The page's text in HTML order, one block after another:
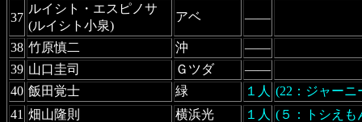
37
ルイシト・エスピノサ
(ルイシト小泉)
アベ ――
38 竹原慎二 沖
――
39 山口圭司 Ｇツダ
――
40 飯田覚士 緑 １人 (22：ジャーニ
41 畑山隆則 横浜光 １人 (５：トシえも